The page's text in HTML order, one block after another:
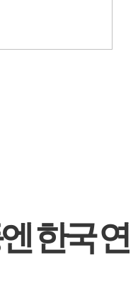
한국 연